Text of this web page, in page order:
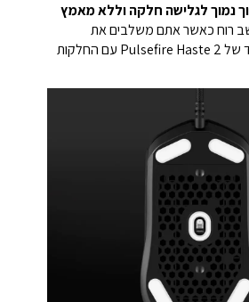
נמוך לגלישה חלקה וללא מאמץ
רוח כאשר אתם משלבים את
המשקל הקל במיוחד של Pulsefire Haste 2 עם החלקות